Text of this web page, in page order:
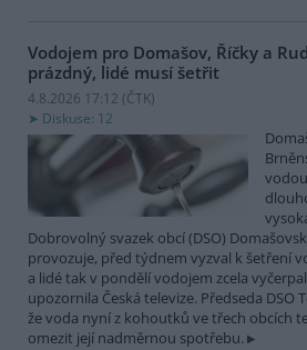
Vodojem pro Domašov, Říčky a
prázdný, lidé musí šetřit
4.8.2026 17:12 (ČTK)
Diskuse: 12
Dobrovolný svazek obcí (DSO)
provozuje, před týdnem vyzval k šetření
a lidé tak v pondělí vodojem zcela
upozornila Česká televize. Předseda DSO
že voda nyní z kohoutků ve třech obcích
omezit její nadměrnou spotřebu.